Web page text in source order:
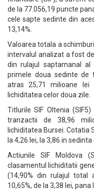
de la 77.056,19 puncte
cele sapte sedinte din
13,14%.
Valoarea totala a
intervalul analizat a fost
din rulajul saptamanal
primele doua sedinte de
atras 25,71 milioane lei
lichiditatea celor doua zile.
Titlurile SIF Oltenia
tranzactii de 38,96
lichiditatea Bursei. Cotatia
la 4,26 lei, la 3,86 in sedinta
Actiunile SIF Moldova
clasamentul lichiditatii
(14,90% din rulajul total
10,65%, de la 3,38 lei, pana